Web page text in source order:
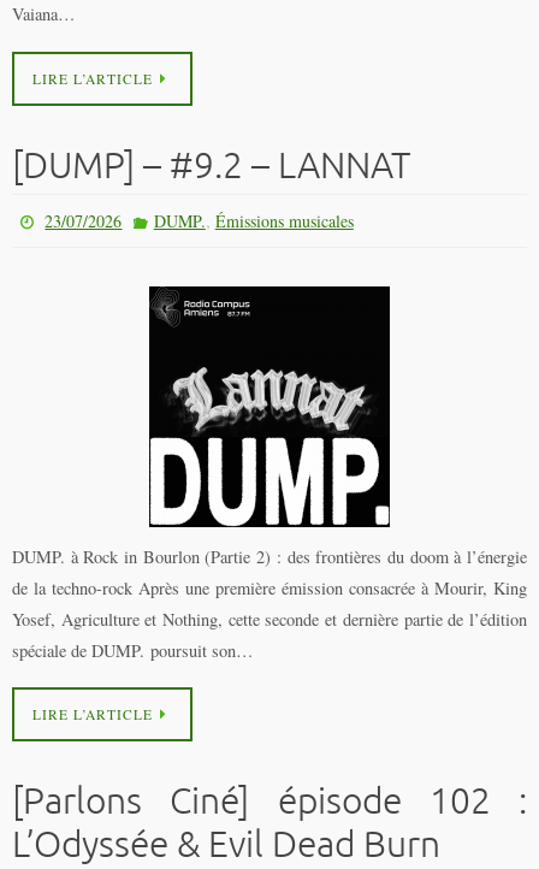
Vaiana…
LIRE L’ARTICLE
[DUMP] – #9.2 – LANNAT
23/07/2026 DUMP., Émissions musicales
DUMP. à Rock in Bourlon (Partie 2) : des frontières du doom à l’énergie
de la techno-rock Après une première émission consacrée à Mourir, King
Yosef, Agriculture et Nothing, cette seconde et dernière partie de l’édition
spéciale de DUMP. poursuit son…
LIRE L’ARTICLE
[Parlons Ciné] épisode 102 :
L’Odyssée & Evil Dead Burn